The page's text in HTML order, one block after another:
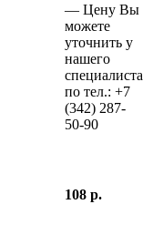
— Цену Вы
можете
уточнить у
нашего
специалиста
по тел.: +7
(342) 287-
50-90
108 р.